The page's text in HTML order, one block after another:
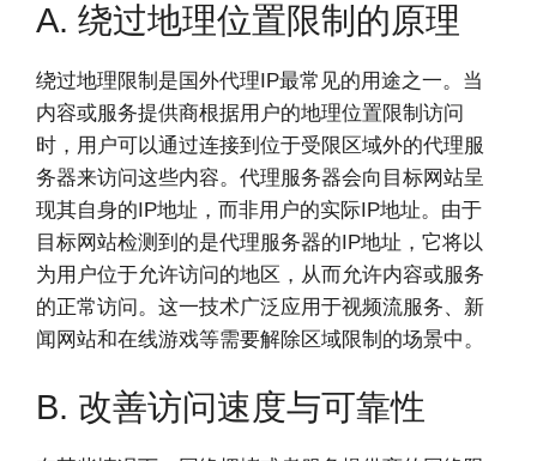
A. 绕过地理位置限制的原理
绕过地理限制是国外代理IP最常见的用途之一。当
内容或服务提供商根据用户的地理位置限制访问
时，用户可以通过连接到位于受限区域外的代理服
务器来访问这些内容。代理服务器会向目标网站呈
现其自身的IP地址，而非用户的实际IP地址。由于
目标网站检测到的是代理服务器的IP地址，它将以
为用户位于允许访问的地区，从而允许内容或服务
的正常访问。这一技术广泛应用于视频流服务、新
闻网站和在线游戏等需要解除区域限制的场景中。
B. 改善访问速度与可靠性